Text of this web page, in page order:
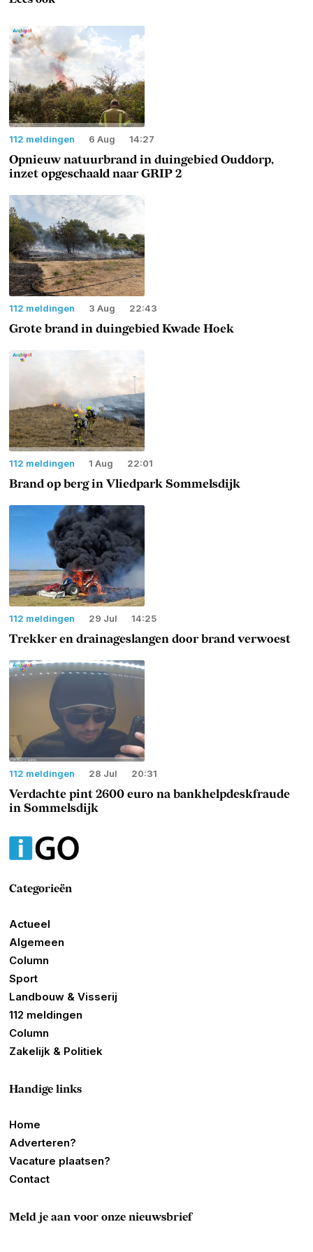
112 meldingen 6 Aug 14:27
Opnieuw natuurbrand in duingebied Ouddorp,
inzet opgeschaald naar GRIP 2
112 meldingen 3 Aug 22:43
Grote brand in duingebied Kwade Hoek
112 meldingen 1 Aug 22:01
Brand op berg in Vliedpark Sommelsdijk
112 meldingen 29 Jul 14:25
Trekker en drainageslangen door brand verwoest
112 meldingen 28 Jul 20:31
Verdachte pint 2600 euro na bankhelpdeskfraude
in Sommelsdijk
Categorieën
Actueel
Algemeen
Column
Sport
Landbouw & Visserij
112 meldingen
Column
Zakelijk & Politiek
Handige links
Home
Adverteren?
Vacature plaatsen?
Contact
Meld je aan voor onze nieuwsbrief